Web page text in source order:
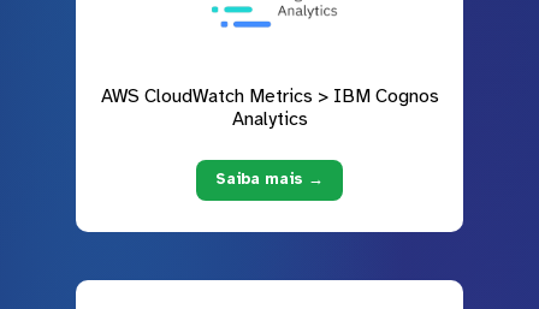
AWS CloudWatch Metrics > IBM Cognos
Analytics
Saiba mais →